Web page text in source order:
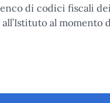
di codici fiscali
al momento
funziona